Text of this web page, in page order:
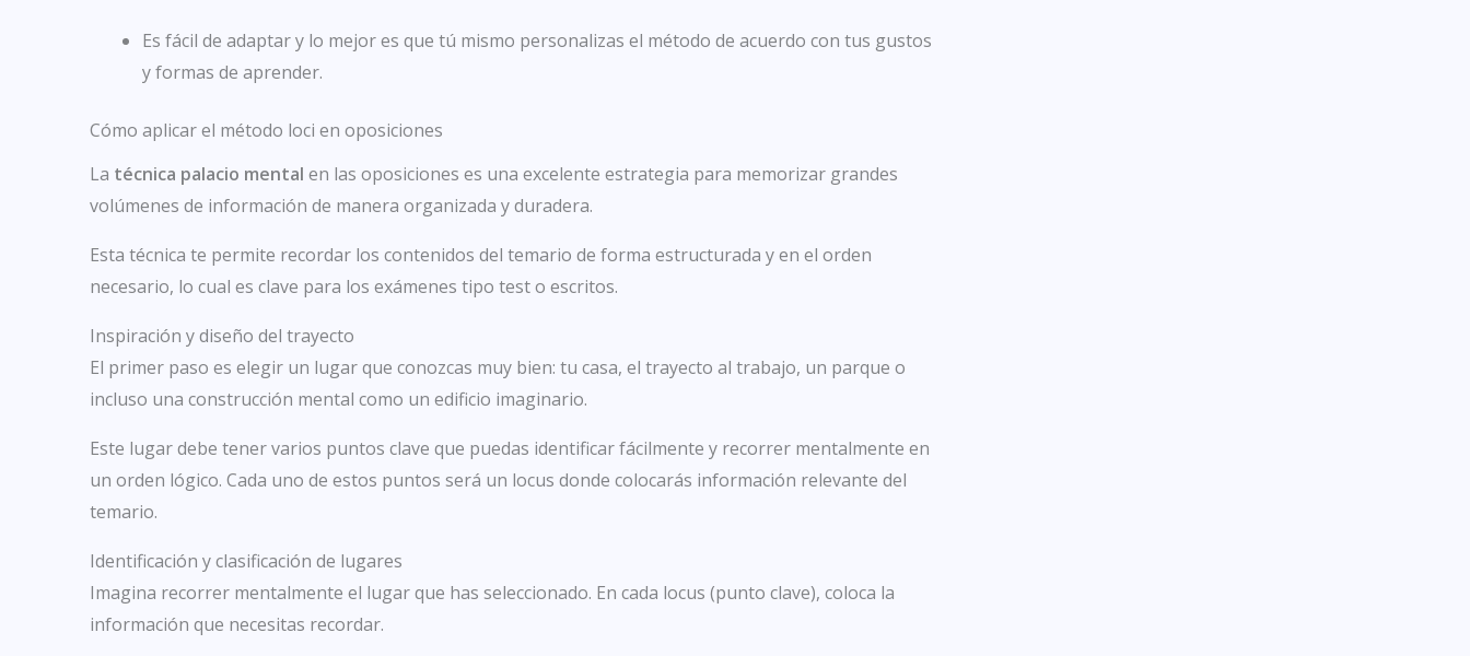
Es fácil de adaptar y lo mejor es que tú mismo personalizas el método de acuerdo con tus gustos
y formas de aprender.
Cómo aplicar el método loci en oposiciones
La técnica palacio mental en las oposiciones es una excelente estrategia para memorizar grandes
volúmenes de información de manera organizada y duradera.
Esta técnica te permite recordar los contenidos del temario de forma estructurada y en el orden
necesario, lo cual es clave para los exámenes tipo test o escritos.
Inspiración y diseño del trayecto
El primer paso es elegir un lugar que conozcas muy bien: tu casa, el trayecto al trabajo, un parque o
incluso una construcción mental como un edificio imaginario.
Este lugar debe tener varios puntos clave que puedas identificar fácilmente y recorrer mentalmente en
un orden lógico. Cada uno de estos puntos será un locus donde colocarás información relevante del
temario.
Identificación y clasificación de lugares
Imagina recorrer mentalmente el lugar que has seleccionado. En cada locus (punto clave), coloca la
información que necesitas recordar.